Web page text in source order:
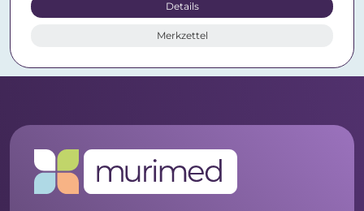
Details
Merkzettel